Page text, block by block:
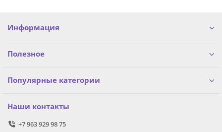
Информация
Полезное
Популярные категории
Наши контакты
+7 963 929 98 75